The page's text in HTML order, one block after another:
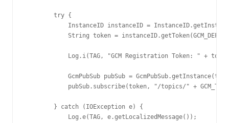
        try {
InstanceID instanceID =
String token =
Log.i(TAG, "GCM Registration Token: " +
GcmPubSub pubSub =
pubSub.subscribe(token, "/topics/" +
        } catch (IOException e) {
            Log.e(TAG, e.getLocalizedMessage());